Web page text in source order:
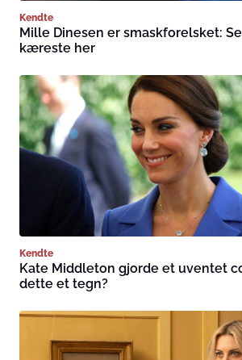
Kendte
Mille Dinesen er smaskforelsket:
kæreste her
Kendte
Kate Middleton gjorde et uventet
dette et tegn?